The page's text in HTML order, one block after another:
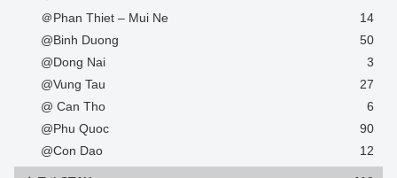
＠Phan Thiet – Mui Ne
14
@Binh Duong
50
@Dong Nai
3
@Vung Tau
27
@ Can Tho
6
@Phu Quoc
90
@Con Dao
12